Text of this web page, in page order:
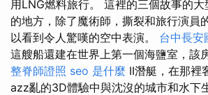
用LNG燃料旅行。 這裡的三個故事的
的地方，除了魔術師，撕裂和旅行演員
以看到令人驚嘆的空中表演。 台中長安
這艘船還建在世界上第一個海鹽室，該
整脊師證照 seo 是什麼 II潛艇，在那裡
azz亂的3D體驗中與沈沒的城市和水下